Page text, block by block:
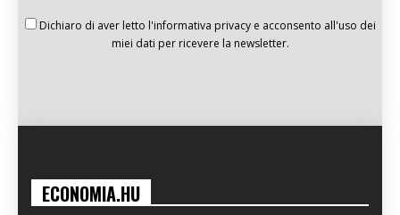
Dichiaro di aver letto l'informativa privacy e acconsento all'uso dei
miei dati per ricevere la newsletter.
ECONOMIA.HU